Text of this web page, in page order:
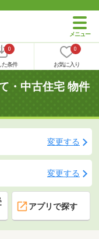
0
た条件
0
お気に入り
・中古住宅 物件
変更する
変更する
アプリで探す